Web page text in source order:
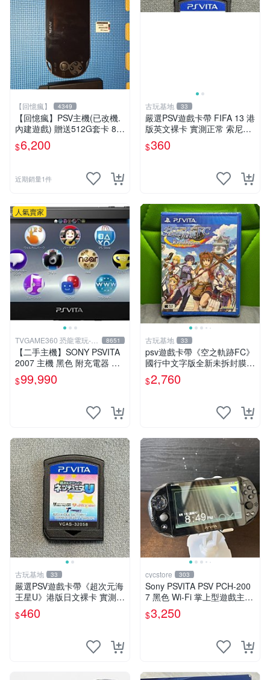
【回憶瘋】 4349
【回憶瘋】PSV主機(已改機.
內建遊戲) 贈送512G套卡 8成
5新 1000型
$6,200
近期銷量1件
古玩基地 33
嚴選PSV遊戲卡帶 FIFA 13 港
版英文裸卡 實測正常 索尼專
用 不支持其他機器 買二送優
惠 FIFA 13 psv 港版 卡帶
$360
人氣賣家
TVGAME360 恐龍電玩-台
中店
8651
【二手主機】SONY PSVITA
2007 主機 黑色 附充電器 US
B傳輸線 PS VITA PSV【台中
恐龍電玩】
$99,990
古玩基地 33
psv遊戲卡帶《空之軌跡FC》
國行中文字版全新未拆封膜有
輕微使用痕跡嚴選推薦適合收
藏 歲月痕跡 二手 psv 游戲卡
$2,760
古玩基地 33
嚴選PSV遊戲卡帶《超次元海
王星U》港版日文裸卡 實測暢
玩 索尼專屬 psv psv游戲 psv
游戲卡帶
$460
cycstore 303
Sony PSVITA PSV PCH-200
7 黑色 Wi-Fi 掌上型遊戲主機
輕薄版 OLED後繼機 收藏熱
門
$3,250